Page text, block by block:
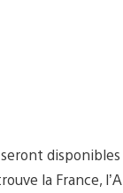
la France,